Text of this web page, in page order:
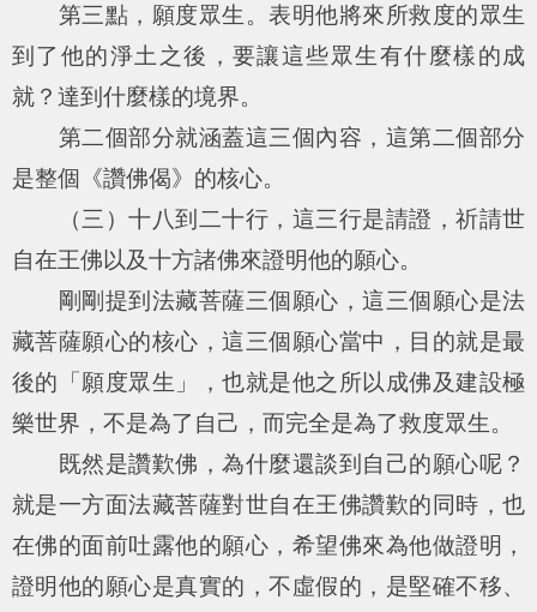
第三點，願度眾生。表明他將來所救度的眾生
到了他的淨土之後，要讓這些眾生有什麼樣的成
就？達到什麼樣的境界。
第二個部分就涵蓋這三個內容，這第二個部分
是整個《讚佛偈》的核心。
（三）十八到二十行，這三行是請證，祈請世
自在王佛以及十方諸佛來證明他的願心。
剛剛提到法藏菩薩三個願心，這三個願心是法
藏菩薩願心的核心，這三個願心當中，目的就是最
後的「願度眾生」，也就是他之所以成佛及建設極
樂世界，不是為了自己，而完全是為了救度眾生。
既然是讚歎佛，為什麼還談到自己的願心呢？
就是一方面法藏菩薩對世自在王佛讚歎的同時，也
在佛的面前吐露他的願心，希望佛來為他做證明，
證明他的願心是真實的，不虛假的，是堅確不移、